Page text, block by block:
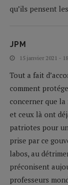
qu’ils pensent
JPM
15 janvier 2021 -
Tout a fait
comment
concerner que
et ceux là ont
patriotes pour un
prise par ce
labos, au
préconisent
professeurs